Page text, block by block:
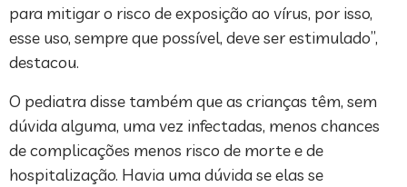
para mitigar o risco de exposição ao vírus, por isso,
esse uso, sempre que possível, deve ser estimulado”,
destacou.
O pediatra disse também que as crianças têm, sem
dúvida alguma, uma vez infectadas, menos chances
de complicações menos risco de morte e de
hospitalização. Havia uma dúvida se elas se